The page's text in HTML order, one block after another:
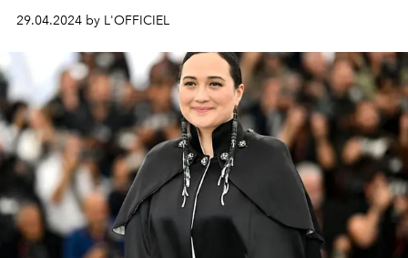
29.04.2024 by L'OFFICIEL